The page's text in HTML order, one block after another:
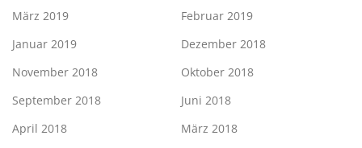
März 2019
Februar 2019
Januar 2019
Dezember 2018
November 2018
Oktober 2018
September 2018
Juni 2018
April 2018
März 2018